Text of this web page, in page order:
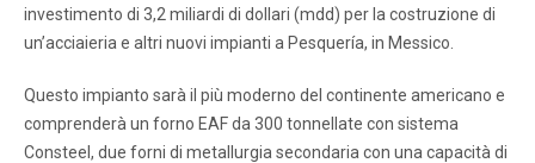
investimento di 3,2 miliardi di dollari (mdd) per la costruzione di
un’acciaieria e altri nuovi impianti a Pesquería, in Messico.
Questo impianto sarà il più moderno del continente americano e
comprenderà un forno EAF da 300 tonnellate con sistema
Consteel, due forni di metallurgia secondaria con una capacità di